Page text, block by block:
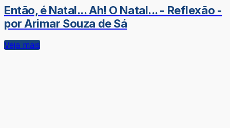
Então, é Natal... Ah! O Natal... - Reflexão -
por Arimar Souza de Sá
Veja mais